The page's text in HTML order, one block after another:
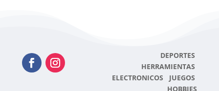
DEPORTES
HERRAMIENTAS
ELECTRONICOS JUEGOS
HOBBIES